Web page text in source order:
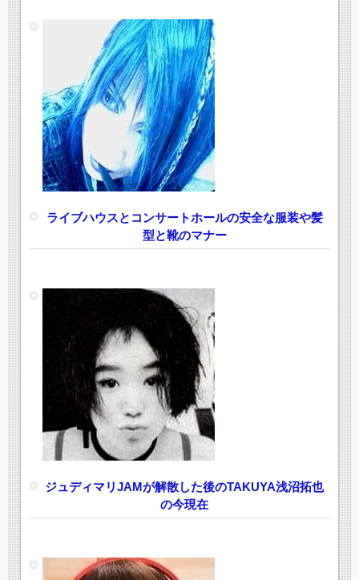
ライブハウスとコンサートホールの安全な服装や髪
型と靴のマナー
ジュディマリJAMが解散した後のTAKUYA浅沼拓也
の今現在